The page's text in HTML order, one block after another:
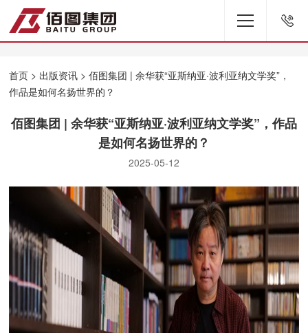
首页 > 出版资讯 > 佰图集团 | 余华获“亚斯纳亚·波利亚纳文学奖”，
作品是如何名扬世界的？
佰图集团 | 余华获“亚斯纳亚·波利亚纳文学奖”，作品
是如何名扬世界的？
2025-05-12